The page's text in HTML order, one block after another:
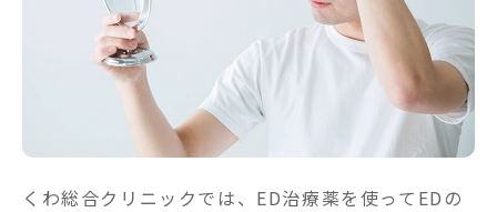
くわ総合クリニックでは、ED治療薬を使ってEDの